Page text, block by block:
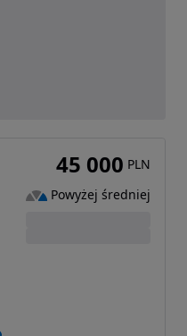
45 000 PLN
Powyżej średniej